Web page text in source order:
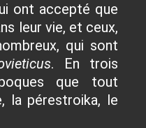
ont accepté que
leur vie, et ceux,
qui sont
. En trois
que tout
la pérestroika, le